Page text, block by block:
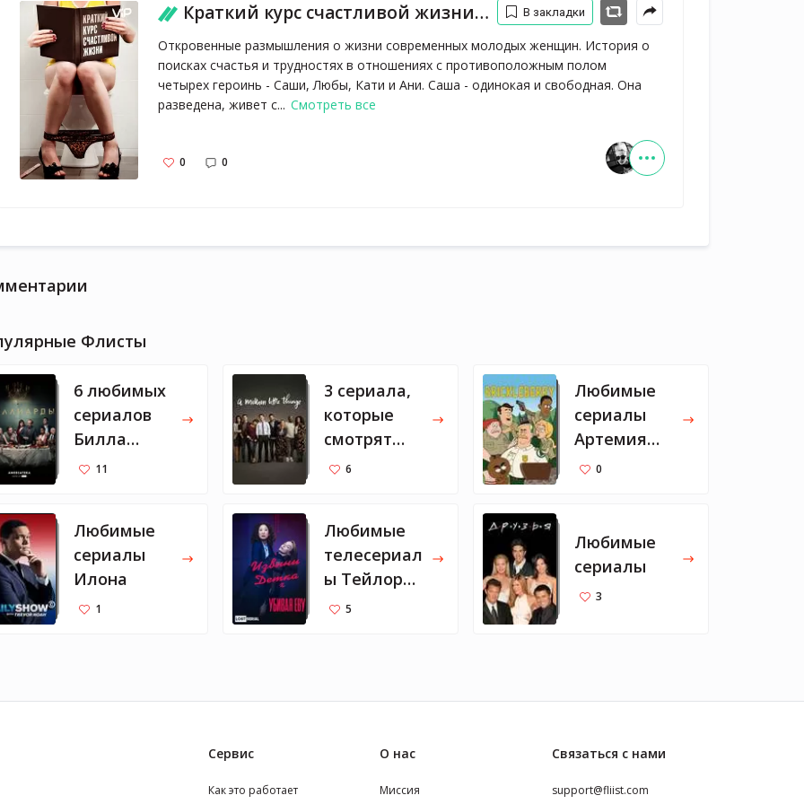
Краткий курс счастливой жизни
Откровенные размышления о жизни современных молодых женщин. История о
поисках счастья и трудностях в отношениях с противоположным полом
четырех героинь - Саши, Любы, Кати и Ани. Саша - одинокая и свободная. Она
разведена, живет с... Смотреть все
0 0
В закладки
Флисты
6 любимых
сериалов
Билла
Гейтса
11
3 сериала,
которые
смотрят
Мелинда и
6
Любимые
сериалы
Артемия
Лебедева
0
Любимые
сериалы
Илона
1
Любимые
телесериал
ы Тейлор
Свифт
5
Любимые
сериалы
3
Сервис
Как это работает
О нас
Миссия
Связаться с нами
support@fliist.com